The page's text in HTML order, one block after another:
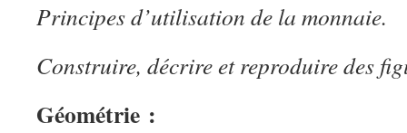
Principes d’utilisation de la monnaie.
Construire, décrire et reproduire des
Géométrie :